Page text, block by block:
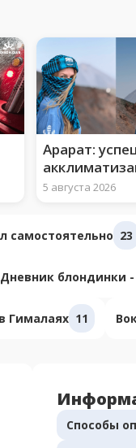
Арарат:
втором лагере
5 августа 2026
самостоятельно 23
Дневник блондинки
Гималаях 11
Способы